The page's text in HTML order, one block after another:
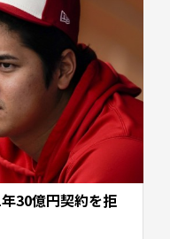
30億円契約を拒